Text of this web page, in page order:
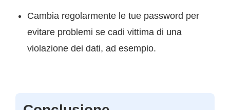
Cambia regolarmente le tue password per
evitare problemi se cadi vittima di una
violazione dei dati, ad esempio.